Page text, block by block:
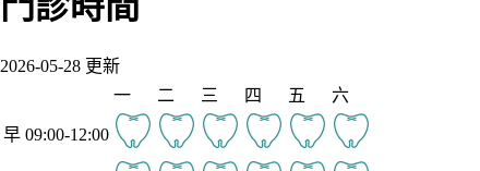
2026-05-28 更新
一
二 三 四 五 六
早 09:00-12:00